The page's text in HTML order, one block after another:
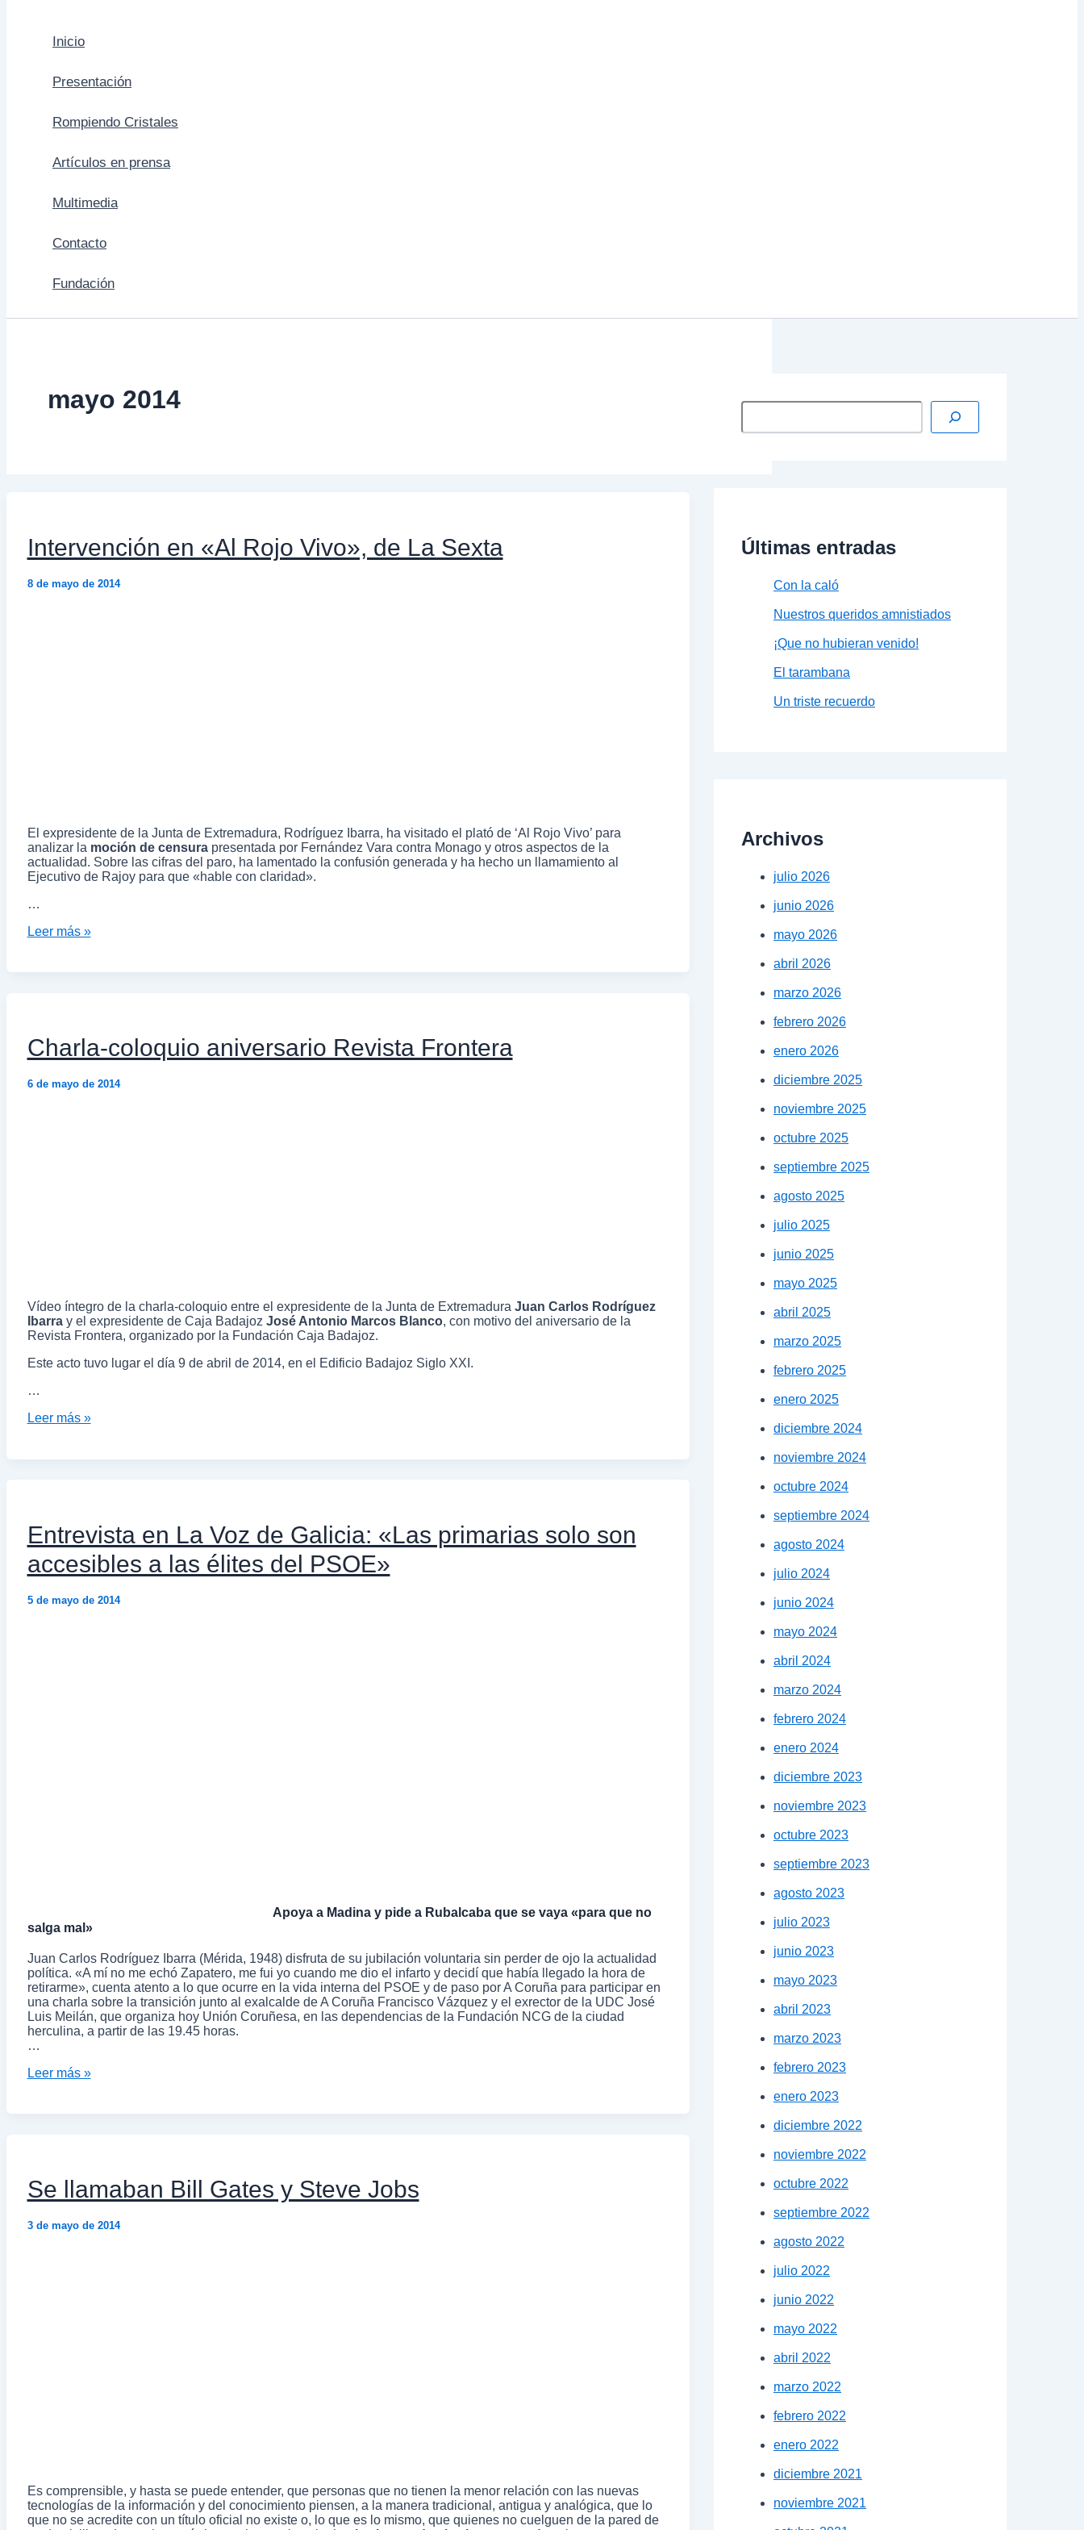
Inicio
Presentación
Rompiendo Cristales
Artículos en prensa
Multimedia
Contacto
Fundación
mayo 2014
Intervención en «Al Rojo Vivo», de La Sexta
8 de mayo de 2014
El expresidente de la Junta de Extremadura, Rodríguez Ibarra, ha visitado el plató de ‘Al Rojo Vivo’ para
analizar la moción de censurapresentada por Fernández Vara contra Monago y otros aspectos de la
actualidad. Sobre las cifras del paro, ha lamentado la confusión generada y ha hecho un llamamiento al
Ejecutivo de Rajoy para que «hable con claridad».
…
Leer más »
Charla-coloquio aniversario Revista Frontera
6 de mayo de 2014
Vídeo íntegro de la charla-coloquio entre el expresidente de la Junta de Extremadura Juan Carlos Rodríguez
Ibarray el expresidente de Caja Badajoz José Antonio Marcos Blanco, con motivo del aniversario de la
Revista Frontera, organizado por la Fundación Caja Badajoz.
Este acto tuvo lugar el día 9 de abril de 2014, en el Edificio Badajoz Siglo XXI.
…
Leer más »
Entrevista en La Voz de Galicia: «Las primarias solo son
accesibles a las élites del PSOE»
5 de mayo de 2014
Apoya a Madina y pide a Rubalcaba que se vaya «para que no
salga mal»
Juan Carlos Rodríguez Ibarra (Mérida, 1948) disfruta de su jubilación voluntaria sin perder de ojo la actualidad
política. «A mí no me echó Zapatero, me fui yo cuando me dio el infarto y decidí que había llegado la hora de
retirarme», cuenta atento a lo que ocurre en la vida interna del PSOE y de paso por A Coruña para participar en
una charla sobre la transición junto al exalcalde de A Coruña Francisco Vázquez y el exrector de la UDC José
Luis Meilán, que organiza hoy Unión Coruñesa, en las dependencias de la Fundación NCG de la ciudad
herculina, a partir de las 19.45 horas.
…
Leer más »
Se llamaban Bill Gates y Steve Jobs
3 de mayo de 2014
Es comprensible, y hasta se puede entender, que personas que no tienen la menor relación con las nuevas
tecnologías de la información y del conocimiento piensen, a la manera tradicional, antigua y analógica, que lo
que no se acredite con un título oficial no existe o, lo que es lo mismo, que quienes no cuelguen de la pared de
Últimas entradas
Con la caló
Nuestros queridos amnistiados
¡Que no hubieran venido!
El tarambana
Un triste recuerdo
Archivos
julio 2026
junio 2026
mayo 2026
abril 2026
marzo 2026
febrero 2026
enero 2026
diciembre 2025
noviembre 2025
octubre 2025
septiembre 2025
agosto 2025
julio 2025
junio 2025
mayo 2025
abril 2025
marzo 2025
febrero 2025
enero 2025
diciembre 2024
noviembre 2024
octubre 2024
septiembre 2024
agosto 2024
julio 2024
junio 2024
mayo 2024
abril 2024
marzo 2024
febrero 2024
enero 2024
diciembre 2023
noviembre 2023
octubre 2023
septiembre 2023
agosto 2023
julio 2023
junio 2023
mayo 2023
abril 2023
marzo 2023
febrero 2023
enero 2023
diciembre 2022
noviembre 2022
octubre 2022
septiembre 2022
agosto 2022
julio 2022
junio 2022
mayo 2022
abril 2022
marzo 2022
febrero 2022
enero 2022
diciembre 2021
noviembre 2021